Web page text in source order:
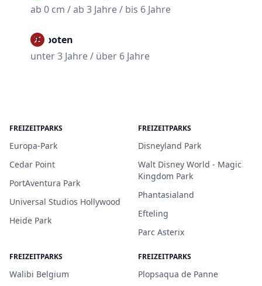
ab 0 cm / ab 3 Jahre / bis 6 Jahre
Verboten
unter 3 Jahre / über 6 Jahre
FREIZEITPARKS
Europa-Park
Cedar Point
PortAventura Park
Universal Studios Hollywood
Heide Park
FREIZEITPARKS
Disneyland Park
Walt Disney World - Magic
Kingdom Park
Phantasialand
Efteling
Parc Asterix
FREIZEITPARKS
Walibi Belgium
FREIZEITPARKS
Plopsaqua de Panne